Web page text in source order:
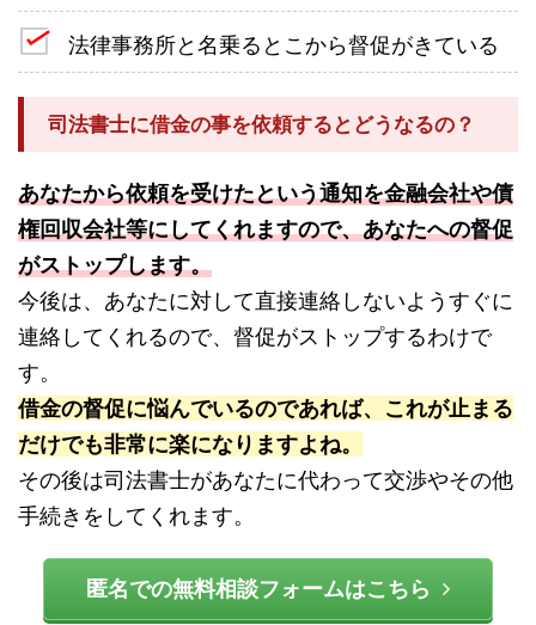
法律事務所と名乗るとこから督促がきている
司法書士に借金の事を依頼するとどうなるの？
あなたから依頼を受けたという通知を金融会社や債
権回収会社等にしてくれますので、あなたへの督促
がストップします。
今後は、あなたに対して直接連絡しないようすぐに
連絡してくれるので、督促がストップするわけで
す。
借金の督促に悩んでいるのであれば、これが止まる
だけでも非常に楽になりますよね。
その後は司法書士があなたに代わって交渉やその他
手続きをしてくれます。
匿名での無料相談フォームはこちら